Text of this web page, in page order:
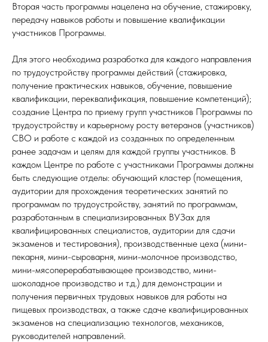
Вторая часть программы нацелена на обучение, стажировку,
передачу навыков работы и повышение квалификации
участников Программы.
Для этого необходима разработка для каждого направления
по трудоустройству программы действий (стажировка,
получение практических навыков, обучение, повышение
квалификации, переквалификация, повышение компетенций);
создание Центра по приему групп участников Программы по
трудоустройству и карьерному росту ветеранов (участников)
СВО и работе с каждой из созданных по определенным
ранее задачам и целям для каждой группы участников. В
каждом Центре по работе с участниками Программы должны
быть следующие отделы: обучающий кластер (помещения,
аудитории для прохождения теоретических занятий по
программам по трудоустройству, занятий по программам,
разработанным в специализированных ВУЗах для
квалифицированных специалистов, аудитории для сдачи
экзаменов и тестирования), производственные цеха (мини-
пекарня, мини-сыроварня, мини-молочное производство,
мини-мясоперерабатывающее производство, мини-
шоколадное производство и т.д.) для демонстрации и
получения первичных трудовых навыков для работы на
пищевых производствах, а также сдаче квалифицированных
экзаменов на специализацию технологов, механиков,
руководителей направлений.